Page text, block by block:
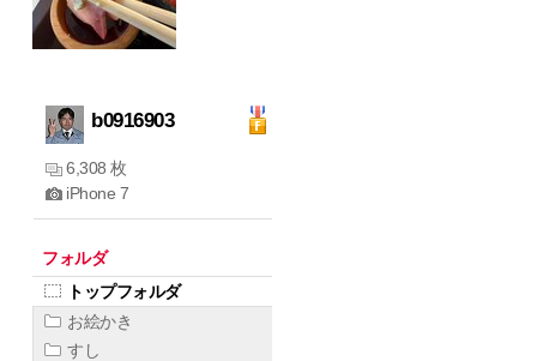
b0916903
6,308 枚
iPhone 7
フォルダ
トップフォルダ
お絵かき
すし